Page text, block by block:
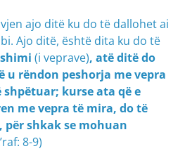
ajo ditë ku do të dallohet ai
Ajo ditë, është dita ku do të
(i veprave), atë ditë do
u rëndon peshorja me vepra
kurse ata që e
me vepra të mira, do të
shkak se mohuan
8-9)